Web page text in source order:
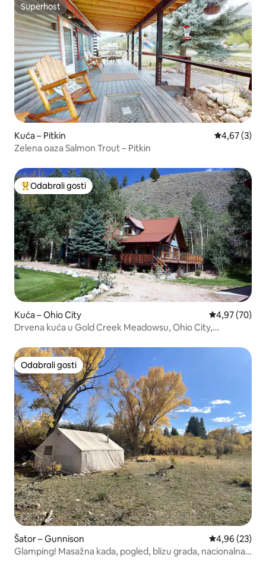
Superhost
Superhost
Kuća – Pitkin Prosječna
4,67 (3)
Zelena oaza Salmon Trout – Pitkin
Među najviše rangiranima s oznakom „Odabrali gosti”
Odabrali gosti
Kuća – Ohio City Prosječna
4,97 (70)
Drvena kuća u Gold Creek Meadowsu, Ohio City,
Odabrali gosti
Odabrali gosti
Šator – Gunnison Prosječna
4,96 (23)
Glamping! Masažna kada, pogled, blizu grada, nacionalna